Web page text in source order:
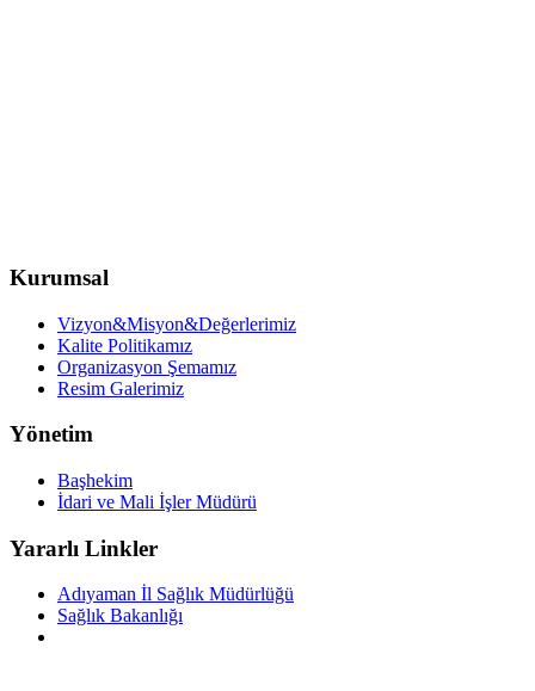
Kurumsal
Vizyon&Misyon&Değerlerimiz
Kalite Politikamız
Organizasyon Şemamız
Resim Galerimiz
Yönetim
Başhekim
İdari ve Mali İşler Müdürü
Yararlı Linkler
Adıyaman İl Sağlık Müdürlüğü
Sağlık Bakanlığı